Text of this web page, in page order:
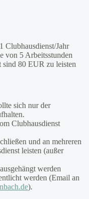
Clubhausdienst/Jahr
von 5 Arbeitsstunden
sind 80 EUR zu leisten
sich nur der
Clubhausdienst
und an mehreren
leisten (außer
werden
werden (Email an
).